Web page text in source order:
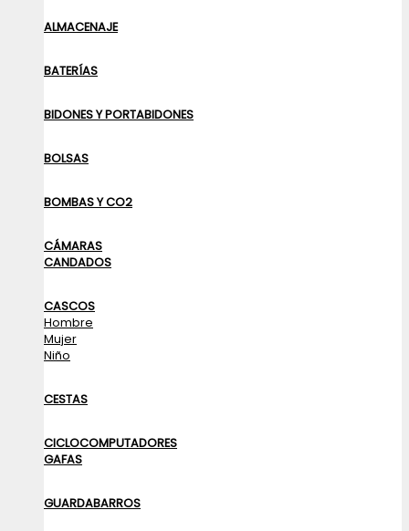
ALMACENAJE
BATERÍAS
BIDONES Y PORTABIDONES
BOLSAS
BOMBAS Y CO2
CÁMARAS
CANDADOS
CASCOS
Hombre
Mujer
Niño
CESTAS
CICLOCOMPUTADORES
GAFAS
GUARDABARROS